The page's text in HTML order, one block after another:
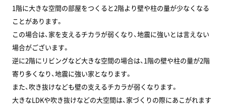
1階に大きな空間の部屋をつくると2階より壁や柱の量が少なくなる
ことがあります。
この場合は、家を支えるチカラが弱くなり、地震に強いとは言えない
場合がございます。
逆に2階にリビングなど大きな空間の場合は、1階の壁や柱の量が2階
寄り多くなり、地震に強い家となります。
また、吹き抜けなども壁の支えるチカラが弱くなります。
大きなLDKや吹き抜けなどの大空間は、家づくりの際にあこがれます